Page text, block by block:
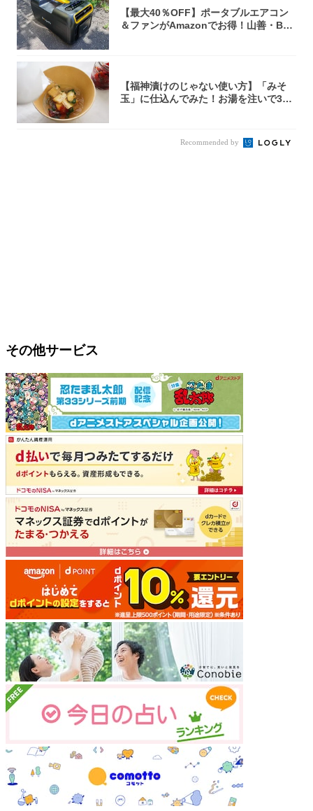
【最大40％OFF】ポータブルエアコン
＆ファンがAmazonでお得！山善・Bo
【福神漬けのじゃない使い方】「みそ
玉」に仕込んでみた！お湯を注いで30
Recommended by
その他サービス